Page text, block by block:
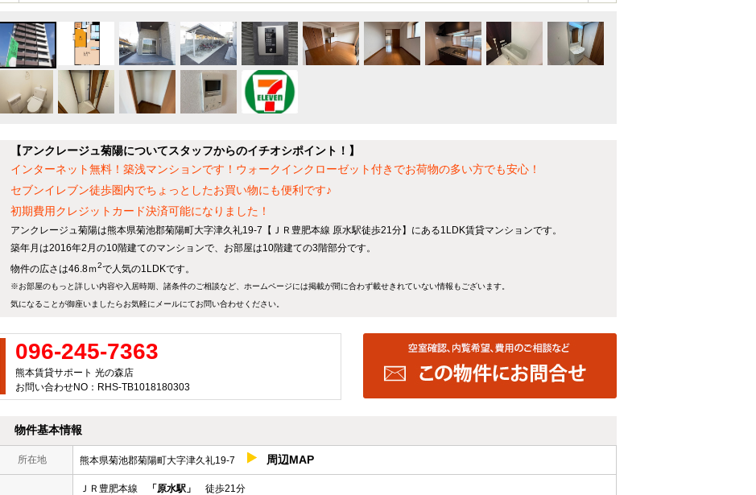
【アンクレージュ菊陽についてスタッフからのイチオシポイント！】
インターネット無料！築浅マンションです！ウォークインクローゼット付きでお荷物の多い方でも安心！
セブンイレブン徒歩圏内でちょっとしたお買い物にも便利です♪
初期費用クレジットカード決済可能になりました！
アンクレージュ菊陽は熊本県菊池郡菊陽町大字津久礼19-7【ＪＲ豊肥本線 原水駅徒歩21分】にある1LDK賃貸マンションです。
築年月は2016年2月の10階建てのマンションで、お部屋は10階建ての3階部分です。
物件の広さは46.8ｍ2で人気の1LDKです。
※お部屋のもっと詳しい内容や入居時期、諸条件のご相談など、ホームページには掲載が間に合わず載せきれていない情報もございます。
気になることが御座いましたらお気軽にメールにてお問い合わせください。
096-245-7363
熊本賃貸サポート 光の森店
お問い合わせNO：RHS-TB1018180303
物件基本情報
所在地 熊本県菊池郡菊陽町大字津久礼19-7 周辺MAP
ＪＲ豊肥本線 「原水駅」
徒歩21分